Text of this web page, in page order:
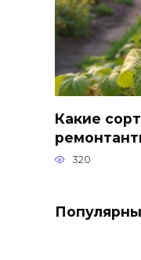
Какие
320